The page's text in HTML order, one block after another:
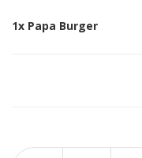
1x Papa Burger